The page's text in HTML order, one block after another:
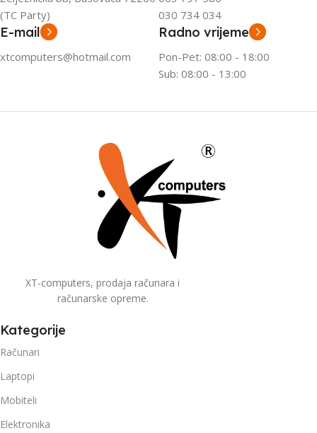
(TC Party)
030 734 034
E-mail
xtcomputers@hotmail.com
Radno vrijeme
Pon-Pet: 08:00 - 18:00
Sub: 08:00 - 13:00
XT-computers, prodaja računara i
računarske opreme.
Kategorije
Računari
Laptopi
Mobiteli
Elektronika